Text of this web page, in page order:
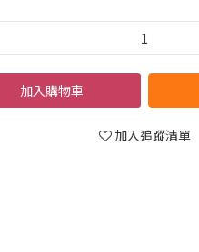
加入購物車
加入追蹤清單